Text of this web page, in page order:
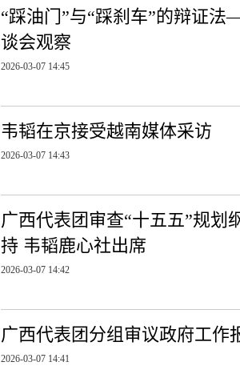
“踩油门”与“踩刹车”的辩证
谈会观察
2026-03-07 14:45
韦韬在京接受越南媒体采访
2026-03-07 14:43
广西代表团审查“十五五”规划
持 韦韬鹿心社出席
2026-03-07 14:42
广西代表团分组审议政府工作
2026-03-07 14:41